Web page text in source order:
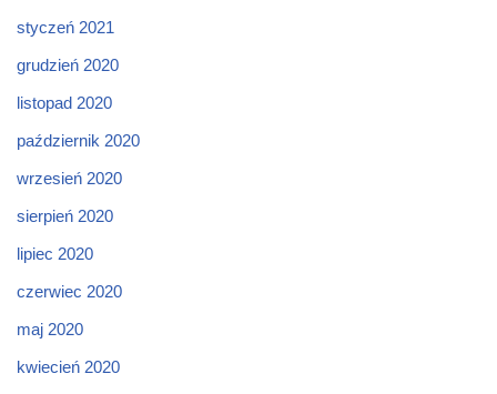
styczeń 2021
grudzień 2020
listopad 2020
październik 2020
wrzesień 2020
sierpień 2020
lipiec 2020
czerwiec 2020
maj 2020
kwiecień 2020